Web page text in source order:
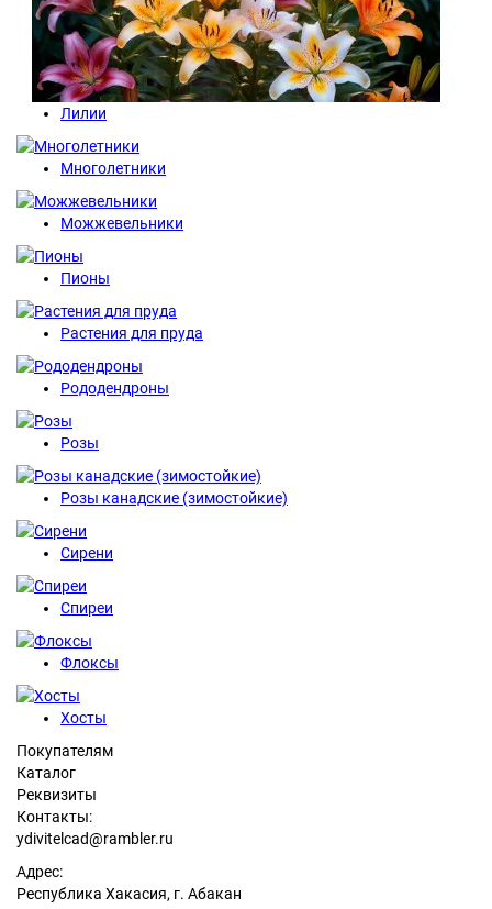
Лилии
Многолетники
Можжевельники
Пионы
Растения для пруда
Рододендроны
Розы
Розы канадские (зимостойкие)
Сирени
Спиреи
Флоксы
Хосты
Покупателям
Каталог
Реквизиты
Контакты:
ydivitelcad@rambler.ru
Адрес:
Республика Хакасия, г. Абакан